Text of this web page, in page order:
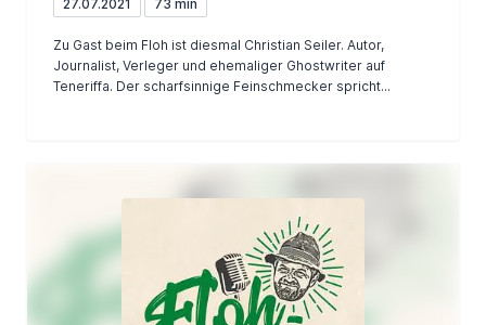
27.07.2021 73 min
Zu Gast beim Floh ist diesmal Christian Seiler. Autor,
Journalist, Verleger und ehemaliger Ghostwriter auf
Teneriffa. Der scharfsinnige Feinschmecker spricht...